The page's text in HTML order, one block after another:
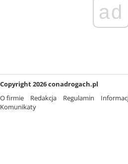
ad
Copyright 2026 conadrogach.pl
O firmie
Redakcja Regulamin
Komunikaty